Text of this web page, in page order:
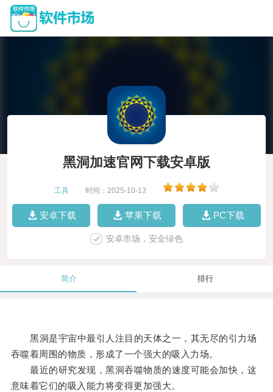
黑洞加速官网下载安卓版
工具 时间：2025-10-13
安卓下载 苹果下载 PC下载
安卓市场，安全绿色
简介 排行
黑洞是宇宙中最引人注目的天体之一，其无尽的引力场
吞噬着周围的物质，形成了一个强大的吸入力场。
最近的研究发现，黑洞吞噬物质的速度可能会加快，这
意味着它们的吸入能力将变得更加强大。